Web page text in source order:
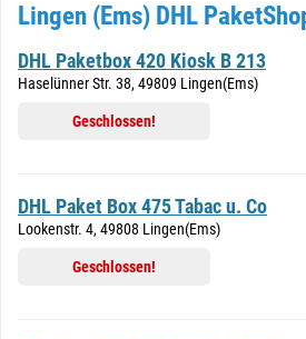
Lingen (Ems) DHL
DHL Paketbox 420 Kiosk B 213
Haselünner Str. 38, 49809 Lingen(Ems)
Geschlossen!
DHL Paket Box 475 Tabac u. Co
Lookenstr. 4, 49808 Lingen(Ems)
Geschlossen!